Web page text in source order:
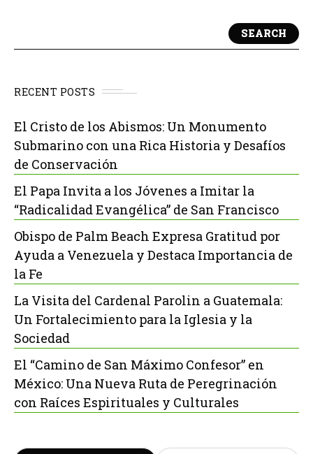
SEARCH
RECENT POSTS
El Cristo de los Abismos: Un Monumento
Submarino con una Rica Historia y Desafíos
de Conservación
El Papa Invita a los Jóvenes a Imitar la
“Radicalidad Evangélica” de San Francisco
Obispo de Palm Beach Expresa Gratitud por
Ayuda a Venezuela y Destaca Importancia de
la Fe
La Visita del Cardenal Parolin a Guatemala:
Un Fortalecimiento para la Iglesia y la
Sociedad
El “Camino de San Máximo Confesor” en
México: Una Nueva Ruta de Peregrinación
con Raíces Espirituales y Culturales